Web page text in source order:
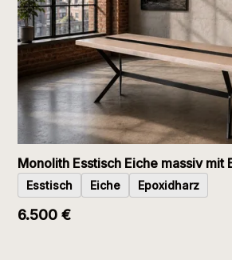
Monolith Esstisch Eiche massiv mit
Esstisch Eiche Epoxidharz
6.500 €